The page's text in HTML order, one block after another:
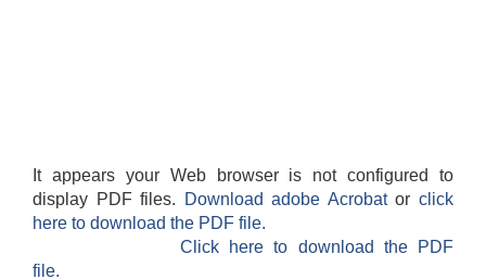
It appears your Web browser is not configured to
display PDF files.
Download adobe Acrobatorclick
here to download the PDF file.
Click here to download the PDF
file.